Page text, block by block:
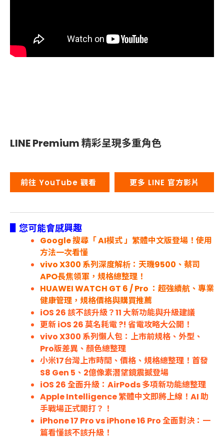
LINE Premium 精彩呈現多重角色
前往 YouTube 觀看 更多 LINE 官方影片
▋您可能會感興趣
Google 搜尋「 AI模式 」繁體中文版登場！使用
方法一次看懂
vivo X300 系列深度解析：天璣9500、蔡司
APO長焦領軍，規格總整理！
HUAWEI WATCH GT 6 / Pro ：超強續航、專業
健康管理，規格價格與購買推薦
iOS 26 該不該升級？11 大新功能與升級建議
更新 iOS 26 莫名耗電 ?! 省電攻略大公開！
vivo X300 系列懶人包：上市前規格、外型、
Pro版差異、顏色總整理
小米17台灣上市時間、價格、規格總整理！首發
S8 Gen 5、2億像素潛望鏡震撼登場
iOS 26 全面升級：AirPods 多項新功能總整理
Apple Intelligence 繁體中文即將上線！AI 助
手戰場正式開打？！
iPhone 17 Pro vs iPhone 16 Pro 全面對決：一
篇看懂該不該升級！